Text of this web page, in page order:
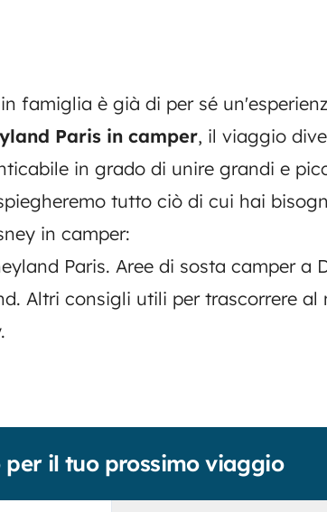
famiglia è già di per sé
Paris in camper, il viaggio
in grado di unire grandi e
tutto ciò di cui hai
in camper:
Paris. Aree di sosta camper a
Altri consigli utili per trascorrere al
il tuo prossimo viaggio